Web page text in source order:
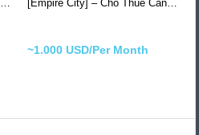
[SALA – SARIMI] – Cho Thuê Căn Hộ 2… More Details [Empire City] – Cho Thuê Căn Hộ 1 Phòng…
~1.000 USD/Per Month